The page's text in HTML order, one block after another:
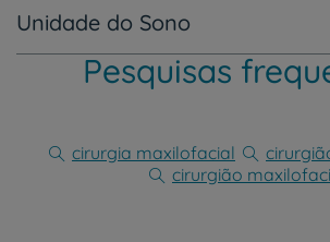
Unidade do Sono
Pesquisas
cirurgia maxilofacial
cirurgião